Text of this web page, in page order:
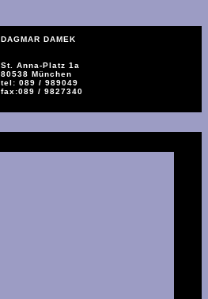
DAGMAR DAMEK
St. Anna-Platz 1a
80538 München
tel: 089 / 989049
fax:089 / 9827340